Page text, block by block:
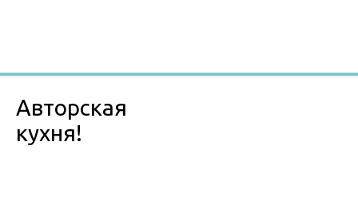
Авторская
кухня!